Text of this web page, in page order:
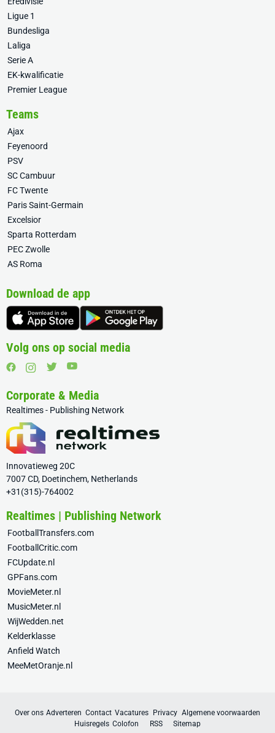
Ligue 1
Bundesliga
Laliga
Serie A
EK-kwalificatie
Premier League
Teams
Ajax
Feyenoord
PSV
SC Cambuur
FC Twente
Paris Saint-Germain
Excelsior
Sparta Rotterdam
PEC Zwolle
AS Roma
Download de app
Volg ons op social media
Corporate & Media
Realtimes - Publishing Network
Innovatieweg 20C
7007 CD, Doetinchem, Netherlands
+31(315)-764002
Realtimes | Publishing Network
FootballTransfers.com
FootballCritic.com
FCUpdate.nl
GPFans.com
MovieMeter.nl
MusicMeter.nl
WijWedden.net
Kelderklasse
Anfield Watch
MeeMetOranje.nl
Over ons Adverteren Contact Vacatures Privacy Algemene voorwaarden
Huisregels Colofon RSS Sitemap